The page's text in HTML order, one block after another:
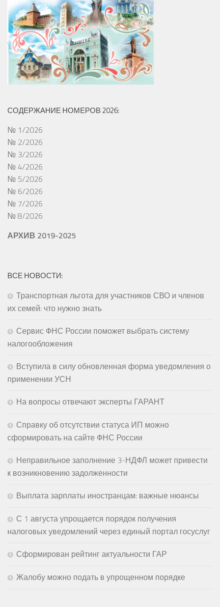
СОДЕРЖАНИЕ НОМЕРОВ 2026:
№ 1/2026
№ 2/2026
№ 3/2026
№ 4/2026
№ 5/2026
№ 6/2026
№ 7/2026
№ 8/2026
АРХИВ 2019-2025
ВСЕ НОВОСТИ:
Транспортная льгота для участников СВО и членов
их семей: что нужно знать
Сервис ФНС России поможет выбрать систему
налогообложения
Вступила в силу обновленная форма уведомления о
применении УСН
На вопросы отвечают эксперты ГАРАНТ
Справку об отсутствии статуса ИП можно
сформировать на сайте ФНС России
Неправильное заполнение 3-НДФЛ может привести
к возникновению задолженности
Выплата зарплаты иностранцам: важные нюансы
С 1 августа упрощается порядок получения
налоговых уведомлений через единый портал госуслуг
Сформирован рейтинг актуальности ГАР
Жалобу можно подать в упрощенном порядке